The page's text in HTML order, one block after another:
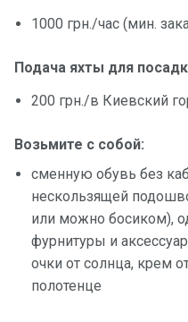
1000 грн./час (мин.
Подача яхты для
200 грн./в Киевский
Возьмите с собой:
сменную обувь без
нескользящей
или можно босиком),
фурнитуры и
очки от солнца, крем
полотенце